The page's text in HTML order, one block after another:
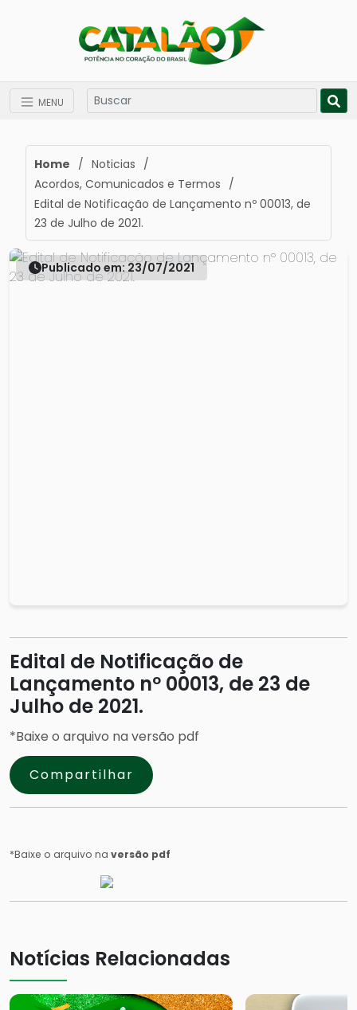
MENU
Home / Noticias /
Acordos, Comunicados e Termos /
Edital de Notificação de Lançamento nº 00013, de
23 de Julho de 2021.
Publicado em: 23/07/2021
Edital de Notificação de
Lançamento nº 00013, de 23 de
Julho de 2021.
*Baixe o arquivo na versão pdf
Compartilhar
*Baixe o arquivo na versão pdf
Notícias Relacionadas